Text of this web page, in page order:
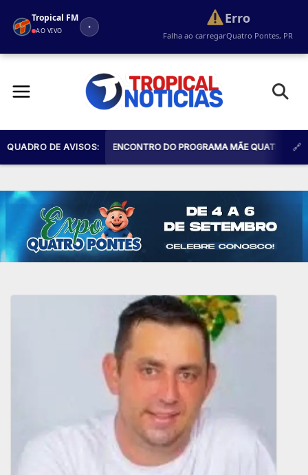
Tropical FM
AO VIVO
Erro
Falha ao carregarQuatro Pontes, PR
QUADRO DE AVISOS:
PARA MAIS UM ENCONTRO DO PROGRAMA MÃE QUATROPONTESE.